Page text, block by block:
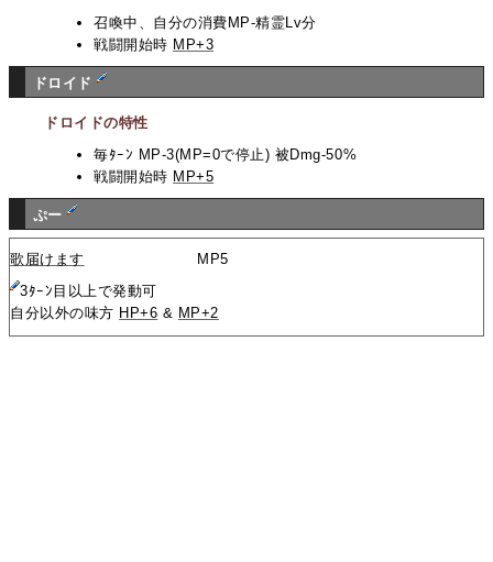
召喚中、自分の消費MP-精霊Lv分
戦闘開始時 MP+3
ドロイド
ドロイドの特性
毎ﾀｰﾝ MP-3(MP=0で停止) 被Dmg-50%
戦闘開始時 MP+5
ぷー
歌届けます
MP5
3ﾀｰﾝ目以上で発動可
自分以外の味方 HP+6 & MP+2